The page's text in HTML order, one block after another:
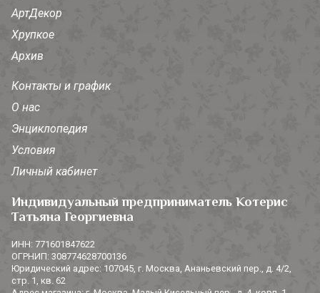
АртДекор
Хрупкое
Архив
Контакты и график
О нас
Энциклопедия
Условия
Личный кабинет
Индивидуальный предприниматель Котерис
Татьяна Георгиевна
ИНН: 771601847622
ОГРНИП: 308774628700136
Юридический адрес: 107045, г. Москва, Ананьевский пер., д. 4/2,
стр. 1, кв. 62